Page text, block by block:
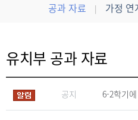
공과 자료
| 가정 연
유치부 공과 자료
공지 6-2학기